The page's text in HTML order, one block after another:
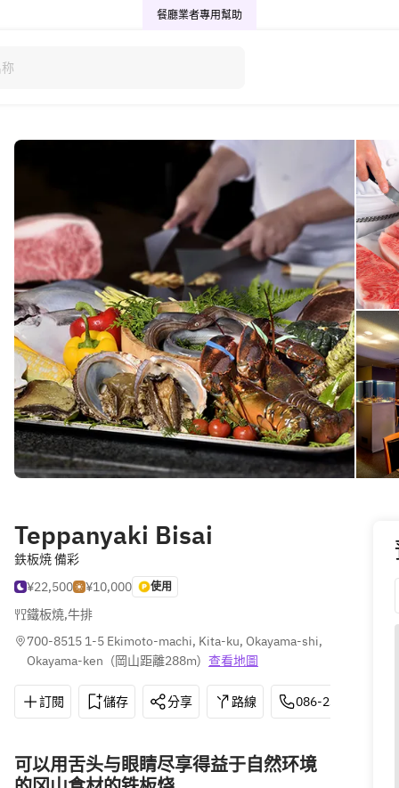
餐廳業者專用幫助
Teppanyaki Bisai
鉄板焼 備彩
¥22,500
¥10,000 使用
鐵板燒,牛排
700-8515 1-5 Ekimoto-machi, Kita-ku, Okayama-shi,
Okayama-ken (岡山距離288m) 查看地圖
訂閱 儲存 分享 路線 086-234-7000
可以用舌头与眼睛尽享得益于自然环境